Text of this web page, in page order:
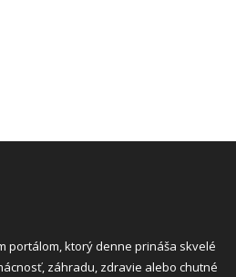
portálom, ktorý denne prináša skvelé
záhradu, zdravie alebo chutné